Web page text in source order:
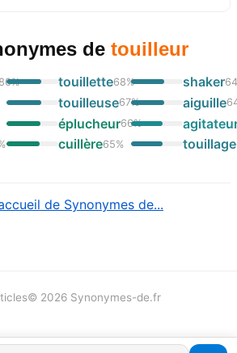
de touilleur
80% touillette68%
touilleuse67%
éplucheur66%
cuillère65%
shaker
aiguille
touillage
de Synonymes de...
© 2026 Synonymes-de.fr